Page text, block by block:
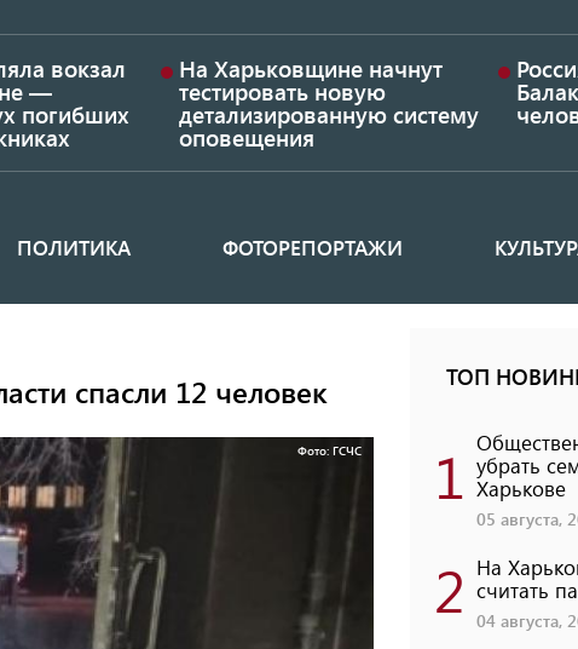
вокзал
—
погибших
На Харьковщине начнут
тестировать новую
детализированную систему
оповещения
ПОЛИТИКА ФОТОРЕПОРТАЖИ
спасли 12 человек
Фото: ГСЧС
ТОП
1 убрать
Харькове
05 августа,
2 На
считать
04 августа,